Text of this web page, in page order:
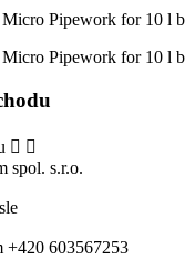
 
spol. s.r.o.
+420 603567253